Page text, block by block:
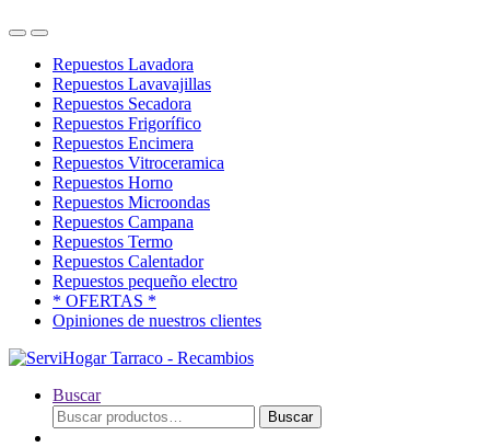
OpenClose
Repuestos Lavadora
Repuestos Lavavajillas
Repuestos Secadora
Repuestos Frigorífico
Repuestos Encimera
Repuestos Vitroceramica
Repuestos Horno
Repuestos Microondas
Repuestos Campana
Repuestos Termo
Repuestos Calentador
Repuestos pequeño electro
* OFERTAS *
Opiniones de nuestros clientes
Buscar
Buscar
por:
Buscar